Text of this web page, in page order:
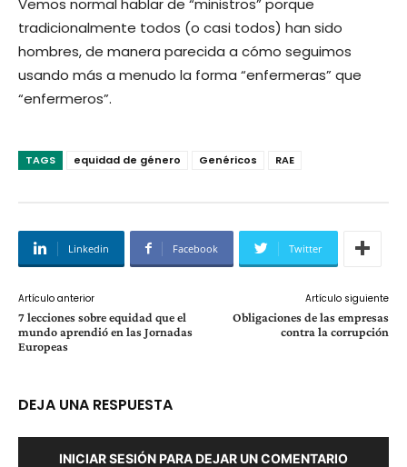
Vemos normal hablar de “ministros” porque
tradicionalmente todos (o casi todos) han sido
hombres, de manera parecida a cómo seguimos
usando más a menudo la forma “enfermeras” que
“enfermeros”.
TAGS equidad de género Genéricos RAE
Linkedin Facebook Twitter
Artículo anterior
7 lecciones sobre equidad que el
mundo aprendió en las Jornadas
Europeas
Artículo siguiente
Obligaciones de las empresas
contra la corrupción
DEJA UNA RESPUESTA
INICIAR SESIÓN PARA DEJAR UN COMENTARIO